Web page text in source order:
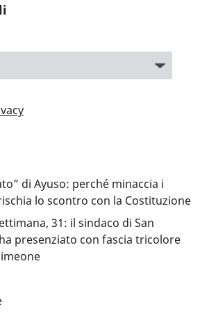
di Ayuso: perché minaccia i
lo scontro con la Costituzione
31: il sindaco di San
presenziato con fascia tricolore